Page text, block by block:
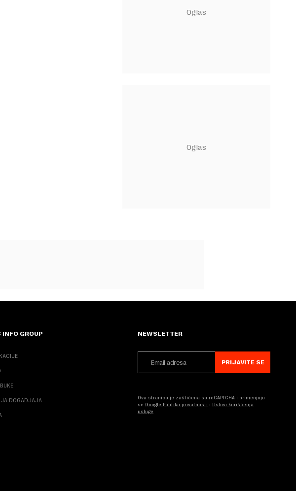
INFO GROUP
DOGADJAJA
NEWSLETTER
PRIJAVITE SE
Ova stranica je zaštićena sa reCAPTCHA i primenjuju
se Google Politika privatnosti i Uslovi korišćenja
usluge